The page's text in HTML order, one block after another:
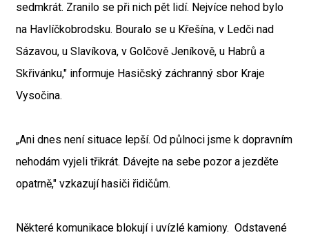
sedmkrát. Zranilo se při nich pět lidí. Nejvíce nehod bylo
na Havlíčkobrodsku. Bouralo se u Křešína, v Ledči nad
Sázavou, u Slavíkova, v Golčově Jeníkově, u Habrů a
Skřivánku," informuje Hasičský záchranný sbor Kraje
Vysočina.
„Ani dnes není situace lepší. Od půlnoci jsme k dopravním
nehodám vyjeli třikrát. Dávejte na sebe pozor a jezděte
opatrně," vzkazují hasiči řidičům.
Některé komunikace blokují i uvízlé kamiony. Odstavené